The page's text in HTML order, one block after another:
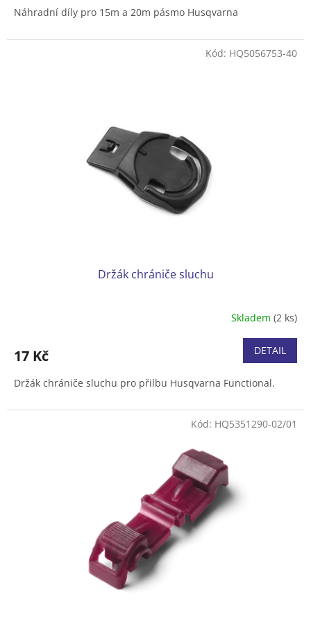
z
hvězdiček.
Náhradní díly pro 15m a 20m pásmo Husqvarna
Držák chrániče sluchu
Skladem (2 ks)
17 Kč DETAIL
Držák chrániče sluchu pro přilbu Husqvarna Functional.
Kód: HQ5056753-40
Kód: HQ5351290-02/01